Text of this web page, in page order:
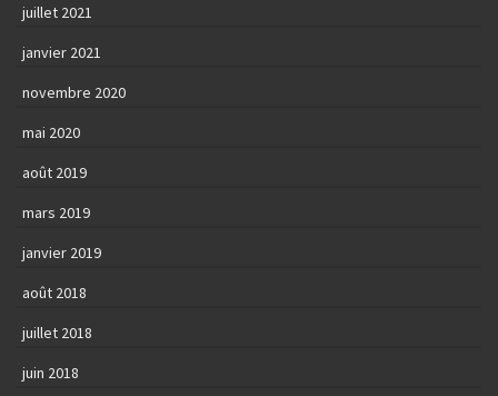
juillet 2021
janvier 2021
novembre 2020
mai 2020
août 2019
mars 2019
janvier 2019
août 2018
juillet 2018
juin 2018